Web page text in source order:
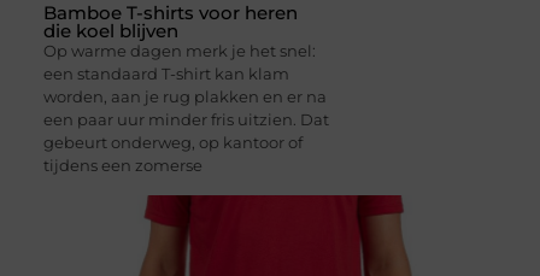
Bamboe T-shirts voor heren
die koel blijven
Op warme dagen merk je het snel:
een standaard T-shirt kan klam
worden, aan je rug plakken en er na
een paar uur minder fris uitzien. Dat
gebeurt onderweg, op kantoor of
tijdens een zomerse